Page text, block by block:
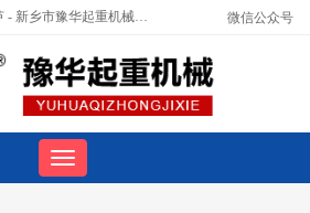
您好，欢迎进入防爆电动葫芦 - 新乡市豫华起重机械有限公司官网！ 微信公众号